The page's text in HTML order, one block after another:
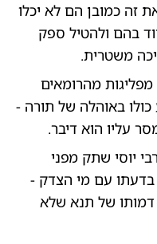
זה כמובן הם לא יכלו
בהם ולהטיל ספק
משטרית.
מהרומאים
באוהלה של תורה -
עליו הוא דיבר.
יוסי שתק מפני
בדעתו עם מי הצדק -
דמותו של תנא שלא